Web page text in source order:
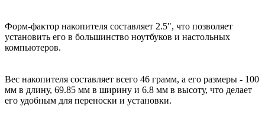
Форм-фактор накопителя составляет 2.5", что позволяет
установить его в большинство ноутбуков и настольных
компьютеров.
Вес накопителя составляет всего 46 грамм, а его размеры - 100
мм в длину, 69.85 мм в ширину и 6.8 мм в высоту, что делает
его удобным для переноски и установки.